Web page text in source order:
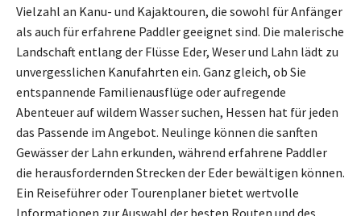
Vielzahl an Kanu- und Kajaktouren, die sowohl für Anfänger
als auch für erfahrene Paddler geeignet sind. Die malerische
Landschaft entlang der Flüsse Eder, Weser und Lahn lädt zu
unvergesslichen Kanufahrten ein. Ganz gleich, ob Sie
entspannende Familienausflüge oder aufregende
Abenteuer auf wildem Wasser suchen, Hessen hat für jeden
das Passende im Angebot. Neulinge können die sanften
Gewässer der Lahn erkunden, während erfahrene Paddler
die herausfordernden Strecken der Eder bewältigen können.
Ein Reiseführer oder Tourenplaner bietet wertvolle
Informationen zur Auswahl der besten Routen und des